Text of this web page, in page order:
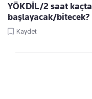
YÖKDİL/2 saat kaçta
başlayacak/bitecek?
Kaydet